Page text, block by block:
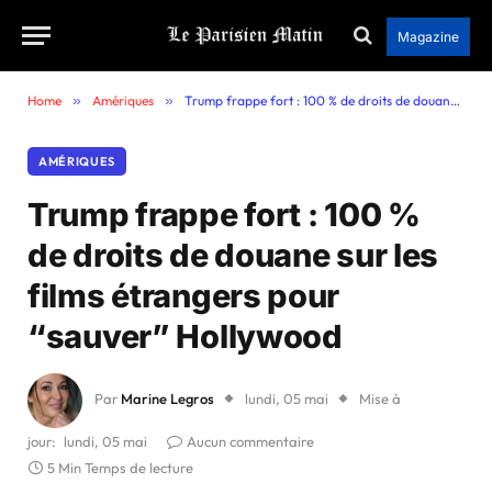
Magazine
Home » Amériques » Trump frappe fort : 100 % de droits de douane sur les films étrangers pour “sauver” Hollywood
AMÉRIQUES
Trump frappe fort : 100 %
de droits de douane sur les
films étrangers pour
“sauver” Hollywood
Par Marine Legros lundi, 05 mai Mise à
jour: lundi, 05 mai
Aucun commentaire
5 Min Temps de lecture